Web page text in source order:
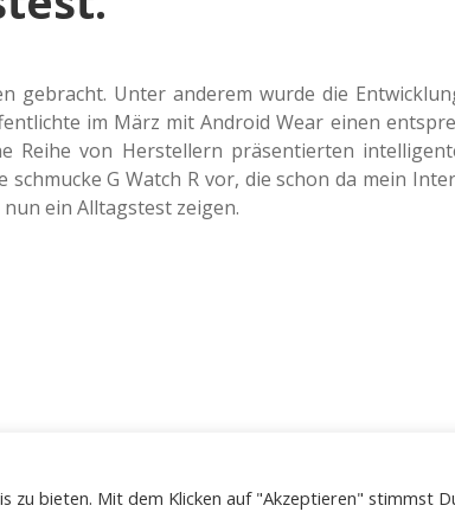
gebracht. Unter ande­rem wurde die
im März mit Android Wear einen
Reihe von Her­stel­lern prä­sen­tier­ten
schmu­cke G Watch R vor, die schon da mein
ein All­tags­test zeigen.
zu bieten. Mit dem Klicken auf "Akzeptieren" stimmst